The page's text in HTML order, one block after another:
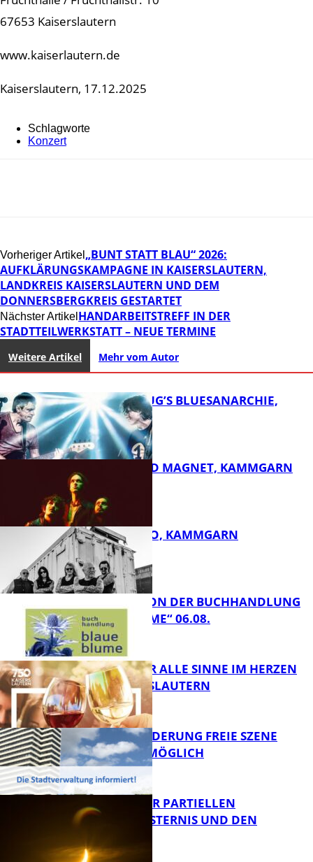
67653 Kaiserslautern
www.kaiserlautern.de
Kaiserslautern, 17.12.2025
Schlagworte
Konzert
Vorheriger Artikel „BUNT STATT BLAU“ 2026:
AUFKLÄRUNGSKAMPAGNE IN KAISERSLAUTERN,
LANDKREIS KAISERSLAUTERN UND DEM
DONNERSBERGKREIS GESTARTET
Nächster Artikel HANDARBEITSTREFF IN DER
STADTTEILWERKSTATT – NEUE TERMINE
Weitere Artikel Mehr vom Autor
THOMAS BLUG’S BLUESANARCHIE,
KAMMGARN
FB Kultur
DIRTY SOUND MAGNET, KAMMGARN
ROSE TATTOO, KAMMGARN
FB Kultur
LESETIPPS VON DER BUCHHANDLUNG
„BLAUE BLUME“ 06.08.
FB Kultur
GENÜSSE FÜR ALLE SINNE IM HERZEN
VON KAISERSLAUTERN
PROJEKTFÖRDERUNG FREIE SZENE
WEITERHIN MÖGLICH
VORTRAG ZUR PARTIELLEN
SONNENFINSTERNIS UND DEN
PERSEIDEN